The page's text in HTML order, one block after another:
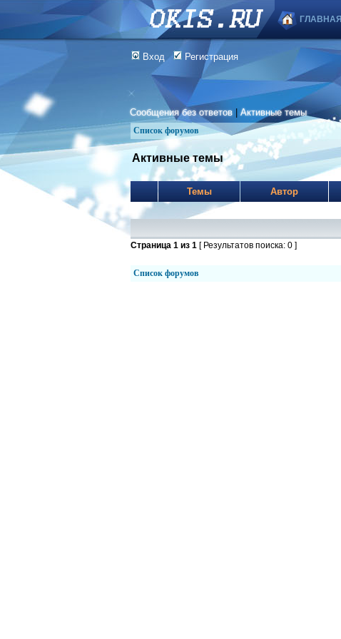
ГЛАВНАЯ
Вход Регистрация
Сообщения без ответов |Активные темы
Список форумов
Активные темы
Темы Автор
Страница 1 из 1 [ Результатов поиска: 0 ]
Список форумов